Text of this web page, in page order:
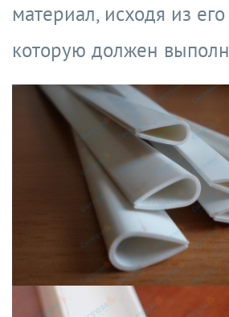
материал, исходя из
которую должен